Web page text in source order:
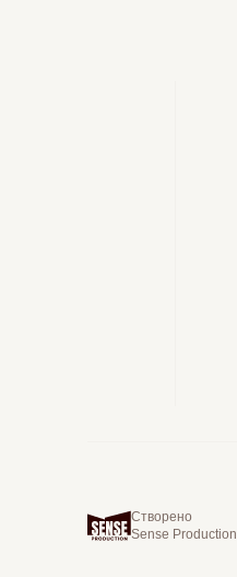
Створено
Sense Production